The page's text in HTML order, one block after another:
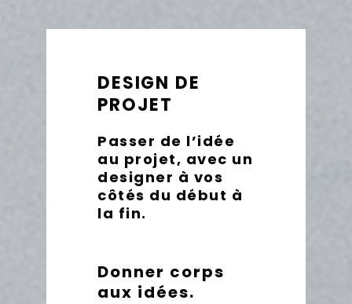
DESIGN DE
PROJET
Passer de l’idée
au projet, avec un
designer à vos
côtés du début à
la fin.
Donner corps
aux idées.